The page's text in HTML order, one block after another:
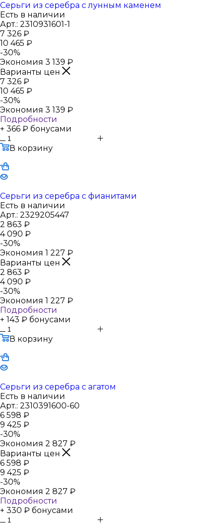
Серьги из серебра с лунным каменем
Есть в наличии
Арт.: 2310931601-1
7 326 ₽
10 465 ₽
-30%
Экономия 3 139 ₽
Варианты цен
7 326 ₽
10 465 ₽
-30%
Экономия 3 139 ₽
Подробности
+ 366 ₽ бонусами
В корзину
Серьги из серебра с фианитами
Есть в наличии
Арт.: 2329205447
2 863 ₽
4 090 ₽
-30%
Экономия 1 227 ₽
Варианты цен
2 863 ₽
4 090 ₽
-30%
Экономия 1 227 ₽
Подробности
+ 143 ₽ бонусами
В корзину
Серьги из серебра с агатом
Есть в наличии
Арт.: 2310391600-60
6 598 ₽
9 425 ₽
-30%
Экономия 2 827 ₽
Варианты цен
6 598 ₽
9 425 ₽
-30%
Экономия 2 827 ₽
Подробности
+ 330 ₽ бонусами